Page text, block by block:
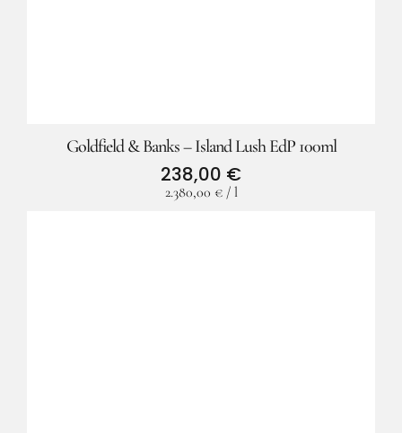
Goldfield & Banks – Island Lush EdP 100ml
238,00 €
2.380,00 €/ l